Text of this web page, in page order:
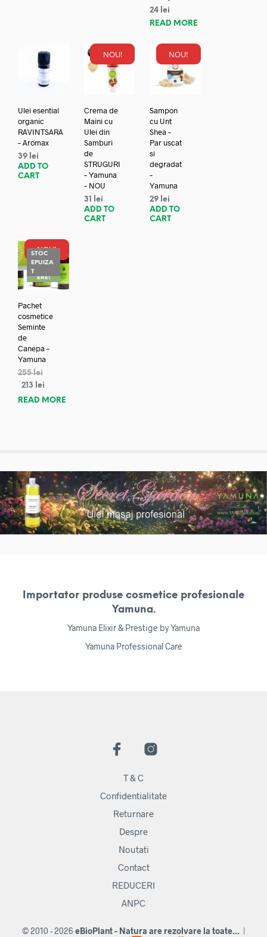
24 lei
READ MORE
Ulei esential
organic
RAVINTSARA
– Aromax
39 lei
ADD TO
CART
NOU!
Crema de
Maini cu
Ulei din
Samburi
de
STRUGURI
– Yamuna
– NOU
31
lei
ADD TO
CART
NOU!
Sampon
cu Unt
Shea –
Par uscat
si
degradat
–
Yamuna
29 lei
ADD TO
CART
NOU!
STOC
EPUIZA
TREDUC
ERE!
Pachet
cosmetice
Seminte
de
Canepa –
Yamuna
255lei
213
lei
READ MORE
Importator produse cosmetice profesionale
Yamuna.
Yamuna Elixir & Prestige by Yamuna
Yamuna Professional Care
T & C
Confidentialitate
Returnare
Despre
Noutati
Contact
REDUCERI
ANPC
© 2010 - 2026 eBioPlant - Natura are rezolvare la toate... |